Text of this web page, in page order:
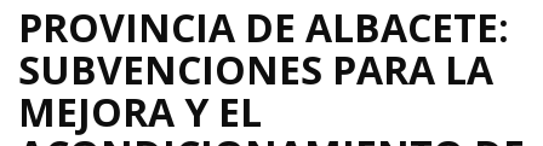
PROVINCIA DE ALBACETE:
SUBVENCIONES PARA LA
MEJORA Y EL